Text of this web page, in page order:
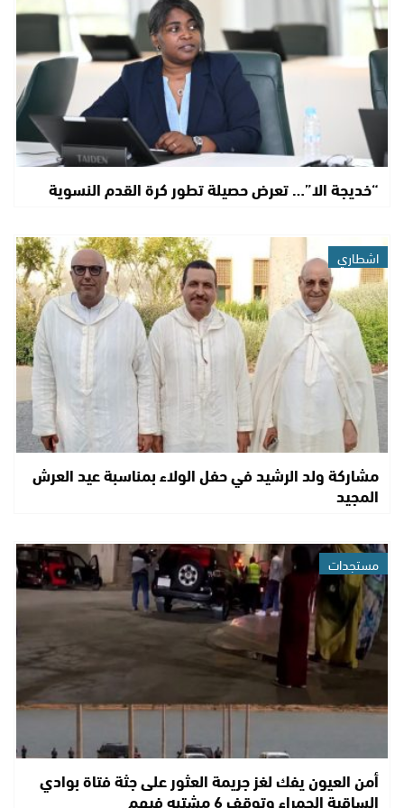
“خديجة الا”… تعرض حصيلة تطور كرة القدم النسوية
اشطاري
مشاركة ولد الرشيد في حفل الولاء بمناسبة عيد العرش
المجيد
مستجدات
أمن العيون يفك لغز جريمة العثور على جثة فتاة بوادي
الساقية الحمراء وتوقف 6 مشتبه فيهم